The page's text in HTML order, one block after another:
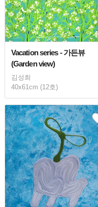
Vacation series - 가든뷰
(Garden view)
김성희
40x61cm (12호)